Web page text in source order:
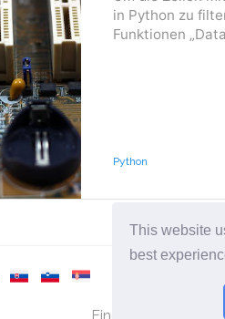
This website
best
in Python zu
Funktionen
Python